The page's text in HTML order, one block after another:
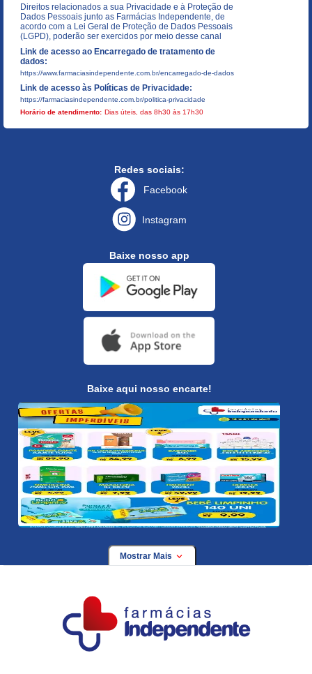
Direitos relacionados a sua Privacidade e à Proteção de
Dados Pessoais junto as Farmácias Independente, de
acordo com a Lei Geral de Proteção de Dados Pessoais
(LGPD), poderão ser exercidos por meio desse canal
Link de acesso ao Encarregado de tratamento de
dados:
https://www.farmaciasindependente.com.br/encarregado-de-dados
Link de acesso às Políticas de Privacidade:
https://farmaciasindependente.com.br/politica-privacidade
Horário de atendimento: Dias úteis, das 8h30 às 17h30
Redes sociais:
Facebook
Instagram
Baixe nosso app
Baixe aqui nosso encarte!
Mostrar Mais